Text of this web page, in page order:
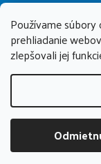
Používame
prehliadanie
zlepšovali jej
DOPRAVA
+421
po-pia